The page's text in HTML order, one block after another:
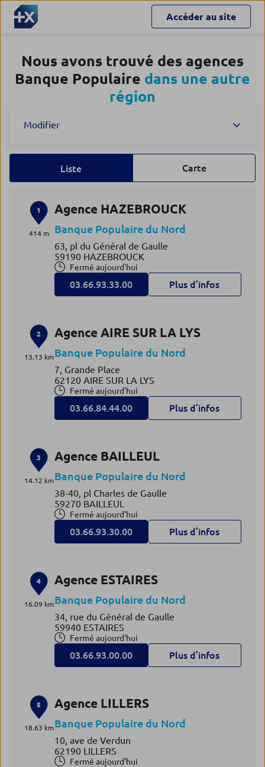
Accéder au site
Nous avons trouvé des agences
Banque Populaire dans une autre
région
Modifier
Liste Carte
1
414 m
Agence HAZEBROUCK
Banque Populaire du Nord
63, pl du Général de Gaulle
59190 HAZEBROUCK
Fermé aujourd'hui
03.66.93.33.00 Plus d’infos
2
13.13 km
Agence AIRE SUR LA LYS
Banque Populaire du Nord
7, Grande Place
62120 AIRE SUR LA LYS
Fermé aujourd'hui
03.66.84.44.00 Plus d’infos
3
14.12 km
Agence BAILLEUL
Banque Populaire du Nord
38-40, pl Charles de Gaulle
59270 BAILLEUL
Fermé aujourd'hui
03.66.93.30.00 Plus d’infos
4
16.09 km
Agence ESTAIRES
Banque Populaire du Nord
34, rue du Général de Gaulle
59940 ESTAIRES
Fermé aujourd'hui
03.66.93.00.00 Plus d’infos
5
18.63 km
Agence LILLERS
Banque Populaire du Nord
10, ave de Verdun
62190 LILLERS
Fermé aujourd'hui